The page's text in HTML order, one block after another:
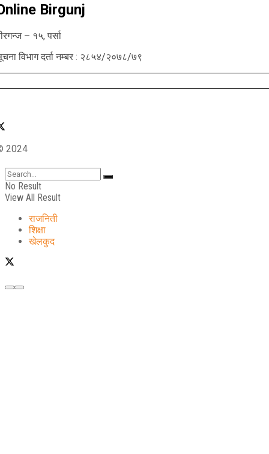
Birgunj
– १५, पर्सा
विभाग दर्ता नम्बर : २८५४/२०७८/७९
2024
No Result
View All Result
राजनिती
शिक्षा
खेलकुद